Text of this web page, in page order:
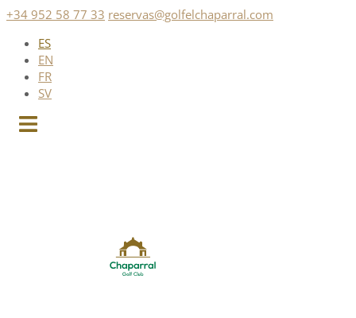
Saltar
contenido
+34 952 58 77 33 reservas@golfelchaparral.com
ES
EN
FR
SV